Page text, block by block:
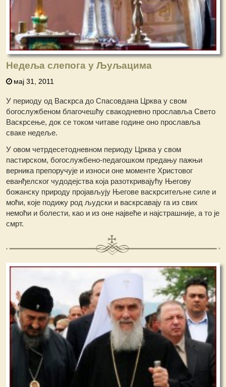
Недеља слепога у Љуљацима
мај 31, 2011
У периоду од Васкрса до Спасовдана Црква у свом
богослужбеном благочешћу свакодневно прославља Свето
Васкрсење, док се током читаве године оно прославља
сваке недеље.
У овом четрдесетодневном периоду Црква у свом
пастирском, богослужбено-педагошком предању пажњи
верника препоручује и износи оне моменте Христовог
еванђелског чудодејства која разоткривајућу Његову
божанску природу пројављују Његове васкрситељне силе и
моћи, које подижу род људски и васкрсавају га из свих
немоћи и болести, као и из оне највеће и најстрашније, а то је
смрт.